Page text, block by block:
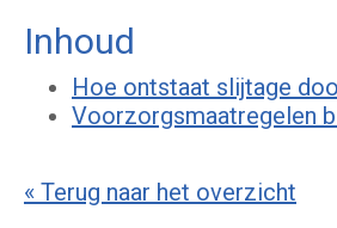
Inhoud
Hoe ontstaat slijtage
Voorzorgsmaatregelen
« Terug naar het overzicht